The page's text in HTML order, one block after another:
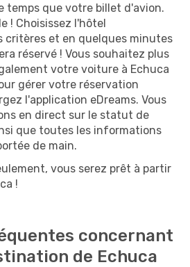
temps que votre billet d'avion.
! Choisissez l'hôtel
critères et en quelques minutes
réservé ! Vous souhaitez plus
votre voiture à Echuca
gérer votre réservation
l'application eDreams. Vous
en direct sur le statut de
que toutes les informations
de main.
vous serez prêt à partir
!
concernant
de Echuca